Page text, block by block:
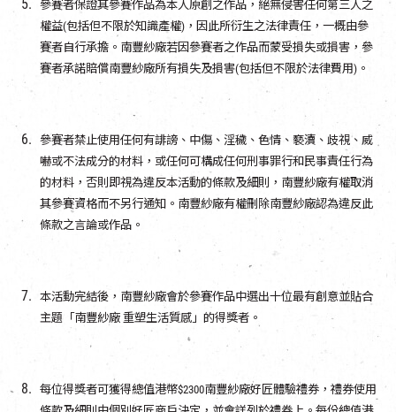
參賽者保證其參賽作品為本人原創之作品，絕無侵害任何第三人之
權益(包括但不限於知識產權)，因此所衍生之法律責任，一概由參
賽者自行承擔。南豐紗廠若因參賽者之作品而蒙受損失或損害，參
賽者承諾賠償南豐紗廠所有損失及損害(包括但不限於法律費用)。
參賽者禁止使用任何有誹謗、中傷、淫穢、色情、褻瀆、歧視、威
嚇或不法成分的材料，或任何可構成任何刑事罪行和民事責任行為
的材料，否則即視為違反本活動的條款及細則，南豐紗廠有權取消
其參賽資格而不另行通知。南豐紗廠有權刪除南豐紗廠認為違反此
條款之言論或作品。
本活動完結後，南豐紗廠會於參賽作品中選出十位最有創意並貼合
主題「南豐紗廠 重塑生活質感」的得獎者。
每位得獎者可獲得總值港幣$2300南豐紗廠好匠體驗禮券，禮券使用